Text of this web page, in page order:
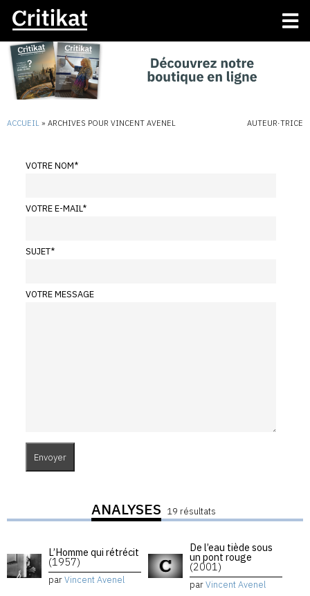
ACCUEIL » ARCHIVES POUR VINCENT AVENEL AUTEUR·TRICE
VOTRE NOM*
VOTRE E-MAIL*
SUJET*
VOTRE MESSAGE
ANALYSES 19 résultats
L’Homme qui rétrécit
(1957)
parVincent Avenel
De l’eau tiède sous
un pont rouge
(2001)
parVincent Avenel